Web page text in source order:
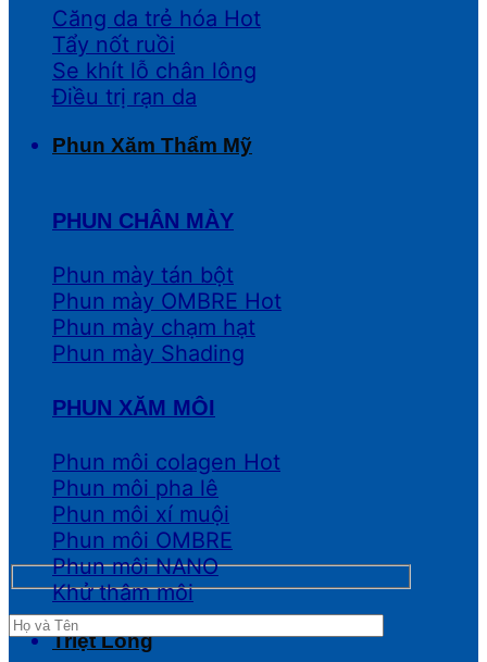
Căng da trẻ hóa
Tẩy nốt ruồi
Se khít lỗ chân lông
Điều trị rạn da
Phun Xăm Thẩm Mỹ
PHUN CHÂN MÀY
Phun mày tán bột
Phun mày OMBRE
Phun mày chạm hạt
Phun mày Shading
PHUN XĂM MÔI
Phun môi colagen
Phun môi pha lê
Phun môi xí muội
Phun môi OMBRE
Phun môi NANO
Khử thâm môi
Triệt Lông